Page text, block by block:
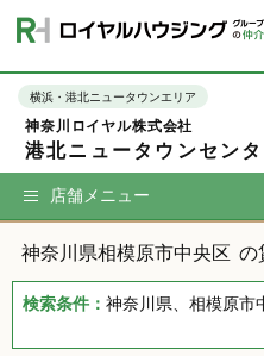
横浜・港北ニュータウンエリア
神奈川ロイヤル株式会社
港北ニュータウンセン
店舗メニュー
神奈川県相模原市中央区 の
検索条件： 神奈川県、相模原市中央区、下限なし～上限なし、指定し
ロイヤルハウジンググルー
買いたい
売りたい
借りたい
貸したい